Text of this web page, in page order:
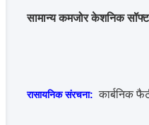
सामान्य कमजोर केशनिक
रासायनिक संरचना: कार्बनिक